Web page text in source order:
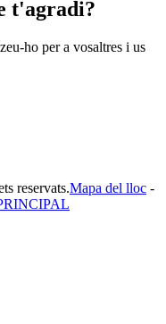
t'agradi?
ho per a vosaltres i us
reservats.Mapa del lloc -